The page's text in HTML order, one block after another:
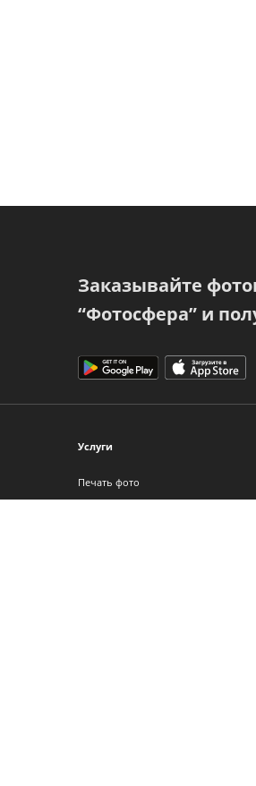
Заказывайте
“Фотосфера” и
Услуги
Печать фото